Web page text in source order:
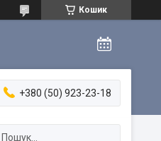
Кошик
+380 (50) 923-23-18